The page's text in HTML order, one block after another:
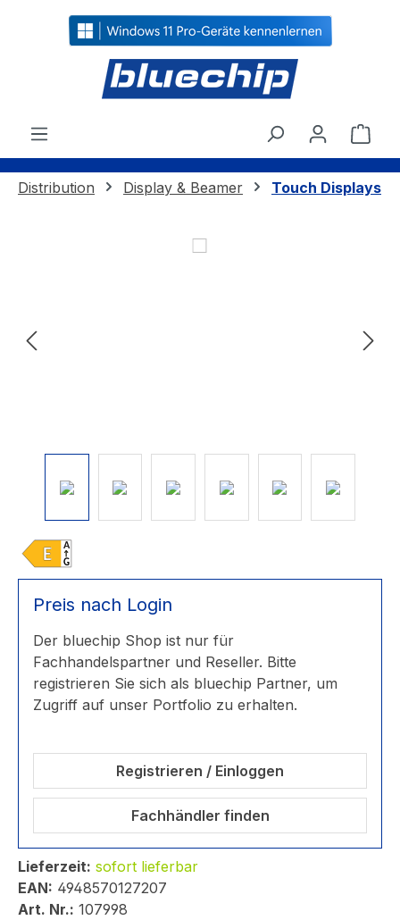
springen
Distribution Display & Beamer Touch Displays
Bildergalerie überspringen
Preis nach Login
Der bluechip Shop ist nur für
Fachhandelspartner und Reseller. Bitte
registrieren Sie sich als bluechip Partner, um
Zugriff auf unser Portfolio zu erhalten.
Registrieren / Einloggen
Fachhändler finden
Lieferzeit: sofort lieferbar
EAN: 4948570127207
Art. Nr.: 107998